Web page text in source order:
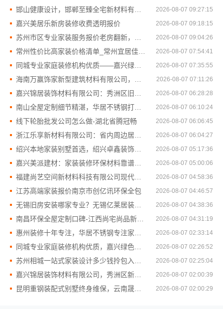
2026-08-07 09:27:15
嘉兴美居乐新房装修收费透明报价 2026-08-07 09:18:15
2026-08-07 09:04:26
2026-08-07 07:54:41
2026-08-07 07:35:55
2026-08-07 07:11:26
2026-08-07 06:28:28
2026-08-07 06:10:24
线下轮胎批发公司怎么做-湖北省腾冠畅 2026-08-07 06:06:45
2026-08-07 06:04:27
2026-08-07 05:17:36
2026-08-07 05:00:06
2026-08-07 04:58:36
江苏高端家装报价南京市创亿讯环保全包 2026-08-07 04:46:57
2026-08-07 04:38:36
2026-08-07 04:31:19
2026-08-07 02:33:14
2026-08-07 02:26:52
2026-08-07 02:25:04
2026-08-07 02:00:39
2026-08-07 02:00:29